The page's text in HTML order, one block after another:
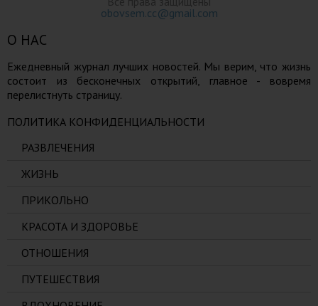
obovsem.cc@gmail.com
О НАС
Ежедневный журнал лучших новостей. Мы верим, что жизнь
состоит из бесконечных открытий, главное - вовремя
перелистнуть страницу.
ПОЛИТИКА КОНФИДЕНЦИАЛЬНОСТИ
РАЗВЛЕЧЕНИЯ
ЖИЗНЬ
ПРИКОЛЬНО
КРАСОТА И ЗДОРОВЬЕ
ОТНОШЕНИЯ
ПУТЕШЕСТВИЯ